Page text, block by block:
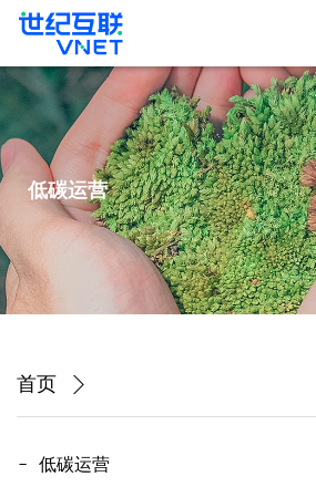
低碳运营
首页
低碳运营